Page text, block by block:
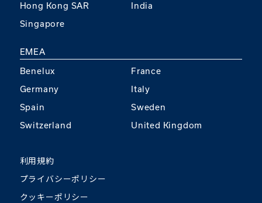
Hong Kong SAR
India
Singapore
EMEA
Benelux
France
Germany
Italy
Spain
Sweden
Switzerland
United Kingdom
利用規約
プライバシーポリシー
クッキーポリシー